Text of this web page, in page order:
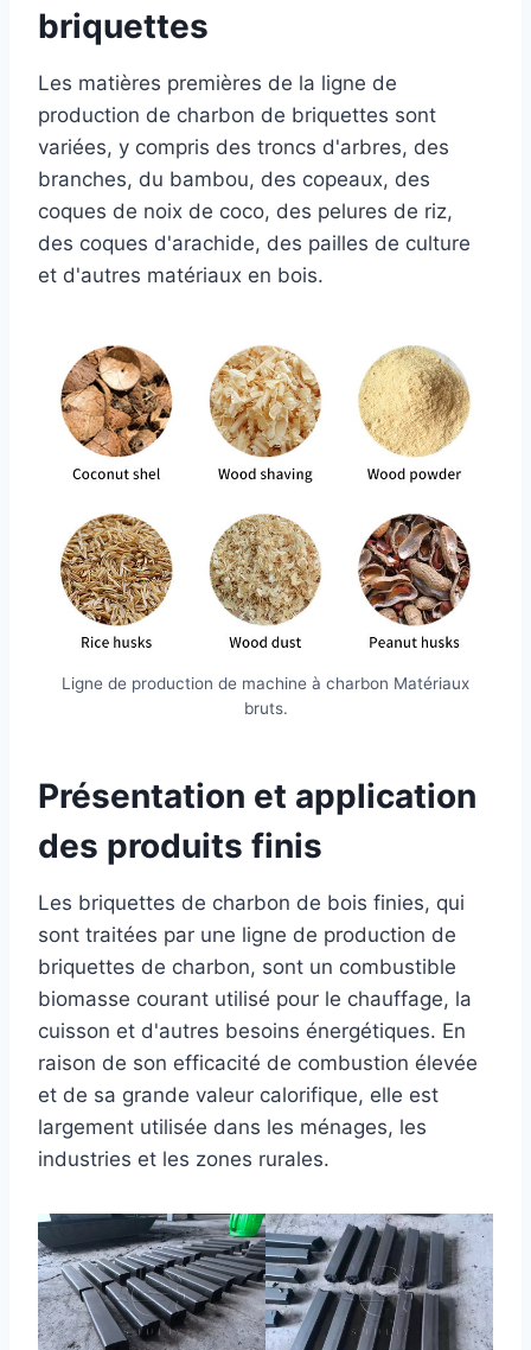
briquettes
Les matières premières de la ligne de
production de charbon de briquettes sont
variées, y compris des troncs d'arbres, des
branches, du bambou, des copeaux, des
coques de noix de coco, des pelures de riz,
des coques d'arachide, des pailles de culture
et d'autres matériaux en bois.
Ligne de production de machine à charbon Matériaux
bruts.
Présentation et application
des produits finis
Les briquettes de charbon de bois finies, qui
sont traitées par une ligne de production de
briquettes de charbon, sont un combustible
biomasse courant utilisé pour le chauffage, la
cuisson et d'autres besoins énergétiques. En
raison de son efficacité de combustion élevée
et de sa grande valeur calorifique, elle est
largement utilisée dans les ménages, les
industries et les zones rurales.